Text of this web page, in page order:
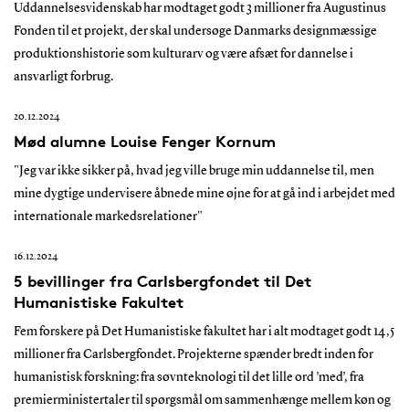
Uddannelsesvidenskab har modtaget godt 3 millioner fra Augustinus
Fonden til et projekt, der skal undersøge Danmarks designmæssige
produktionshistorie som kulturarv og være afsæt for dannelse i
ansvarligt forbrug.
20.12.2024
Mød alumne Louise Fenger Kornum
"Jeg var ikke sikker på, hvad jeg ville bruge min uddannelse til, men
mine dygtige undervisere åbnede mine øjne for at gå ind i arbejdet med
internationale markedsrelationer"
16.12.2024
5 bevillinger fra Carlsbergfondet til Det
Humanistiske Fakultet
Fem forskere på Det Humanistiske fakultet har i alt modtaget godt 14,5
millioner fra Carlsbergfondet. Projekterne spænder bredt inden for
humanistisk forskning: fra søvnteknologi til det lille ord ’med’, fra
premierministertaler til spørgsmål om sammenhænge mellem køn og